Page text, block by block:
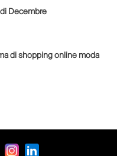
Decembre
di shopping online moda